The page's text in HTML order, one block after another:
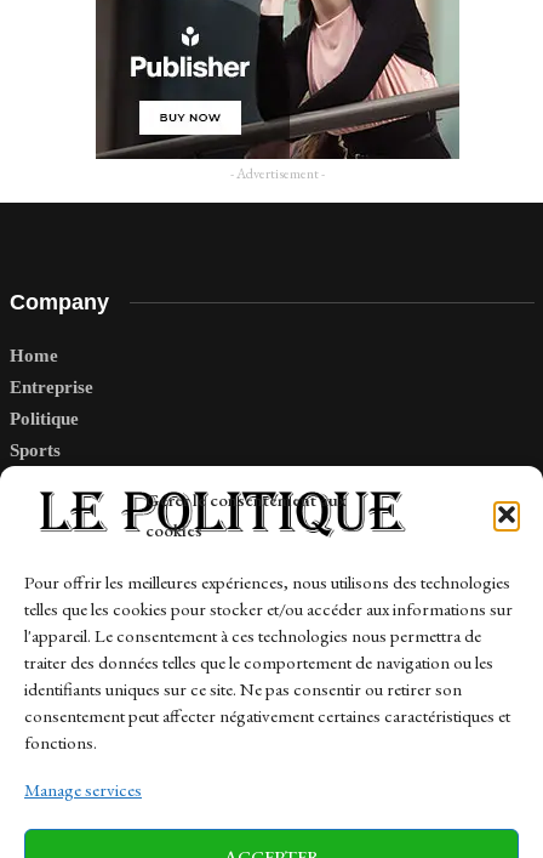
Gérer le consentement aux
cookies
Pour offrir les meilleures expériences, nous utilisons des technologies
telles que les cookies pour stocker et/ou accéder aux informations sur
l'appareil. Le consentement à ces technologies nous permettra de
traiter des données telles que le comportement de navigation ou les
identifiants uniques sur ce site. Ne pas consentir ou retirer son
consentement peut affecter négativement certaines caractéristiques et
fonctions.
Manage services
- Advertisement -
Company
Home
Entreprise
Politique
Sports
Links
Contact
Sitemap
News Finance-Marches Politics